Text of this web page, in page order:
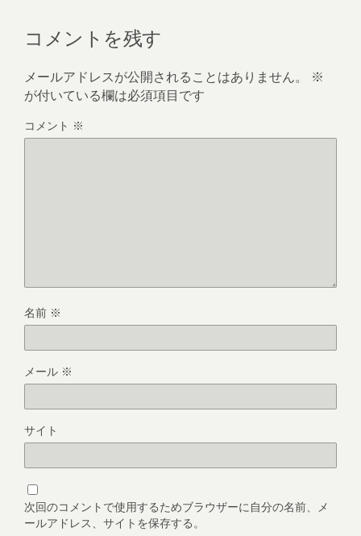
コメントを残す
メールアドレスが公開されることはありません。
※
が付いている欄は必須項目です
コメント ※
名前 ※
メール ※
サイト
次回のコメントで使用するためブラウザーに自分の名前、メ
ールアドレス、サイトを保存する。